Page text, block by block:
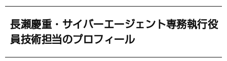
長瀬慶重・サイバーエージェント専務執行役
員技術担当のプロフィール